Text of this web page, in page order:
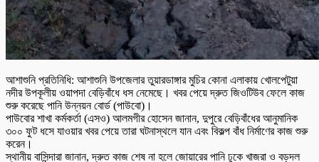
আশাশুনি প্রতিনিধি: আশাশুনি উপজেলার তুয়ারডাঙ্গার মুচির কোনা এলাকায় খোলপেটুয়া
নদীর উপকূলীয় ওয়াপদা বেড়িবাঁধে ধস নেমেছে। খবর পেয়ে দ্রুত জিওটিউব ফেলে কাজ
শুরু করেছে পানি উন্নয়ন বোর্ড (পাউবো)।
পাউবোর শাখা কর্মকর্তা (এসও) আলমগীর হোসেন জানান, দুপুরে বেড়িবাঁধের আনুমানিক
৩০০ ফুট ধসে যাওয়ার খবর পেয়ে তারা ঘটনাস্থলে যান এবং বিকল্প বাঁধ নির্মাণের কাজ শুরু
করেন।
স্থানীয় বাসিন্দারা জানান, দ্রুত কাজ শেষ না হলে জোয়ারের পানি ঢুকে খাজরা ও বড়দল